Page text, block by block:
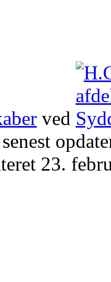
ved
23.